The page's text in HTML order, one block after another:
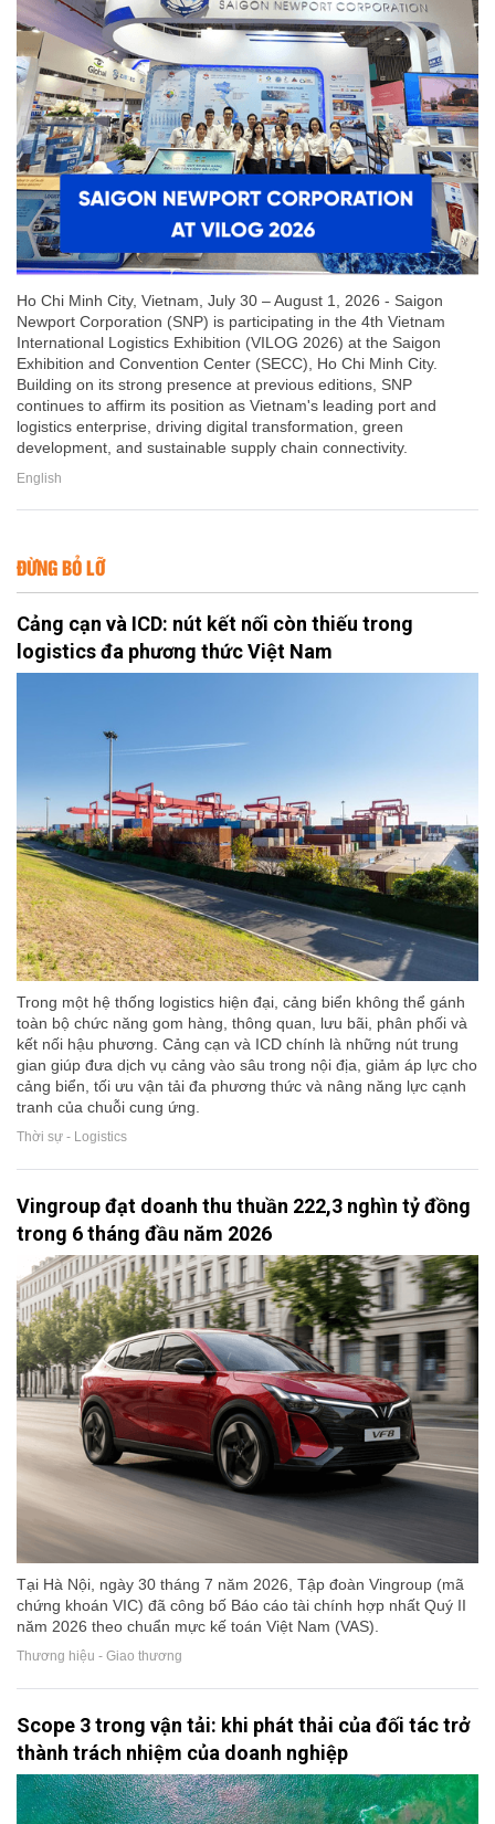
Ho Chi Minh City, Vietnam, July 30 – August 1, 2026 - Saigon
Newport Corporation (SNP) is participating in the 4th Vietnam
International Logistics Exhibition (VILOG 2026) at the Saigon
Exhibition and Convention Center (SECC), Ho Chi Minh City.
Building on its strong presence at previous editions, SNP
continues to affirm its position as Vietnam's leading port and
logistics enterprise, driving digital transformation, green
development, and sustainable supply chain connectivity.
English
ĐỪNG BỎ LỠ
Cảng cạn và ICD: nút kết nối còn thiếu trong
logistics đa phương thức Việt Nam
Trong một hệ thống logistics hiện đại, cảng biển không thể gánh
toàn bộ chức năng gom hàng, thông quan, lưu bãi, phân phối và
kết nối hậu phương. Cảng cạn và ICD chính là những nút trung
gian giúp đưa dịch vụ cảng vào sâu trong nội địa, giảm áp lực cho
cảng biển, tối ưu vận tải đa phương thức và nâng năng lực cạnh
tranh của chuỗi cung ứng.
Thời sự - Logistics
Vingroup đạt doanh thu thuần 222,3 nghìn tỷ đồng
trong 6 tháng đầu năm 2026
Tại Hà Nội, ngày 30 tháng 7 năm 2026, Tập đoàn Vingroup (mã
chứng khoán VIC) đã công bố Báo cáo tài chính hợp nhất Quý II
năm 2026 theo chuẩn mực kế toán Việt Nam (VAS).
Thương hiệu - Giao thương
Scope 3 trong vận tải: khi phát thải của đối tác trở
thành trách nhiệm của doanh nghiệp